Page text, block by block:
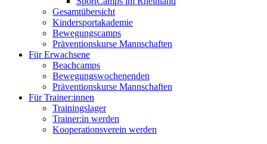
Gesamtübersicht
Kindersportakademie
Bewegungscamps
Präventionskurse Mannschaften
Für Erwachsene
Beachcamps
Bewegungswochenenden
Präventionskurse Mannschaften
Für Trainer:innen
Trainingslager
Trainer:in werden
Kooperationsverein werden